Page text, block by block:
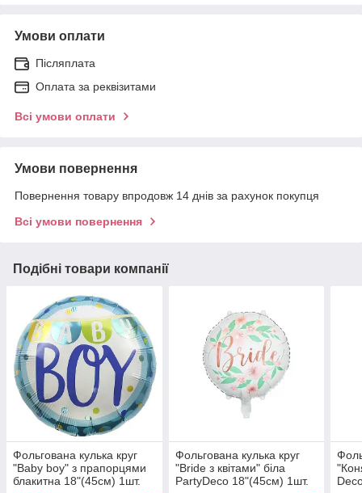
Умови оплати
Післяплата
Оплата за реквізитами
Всі умови оплати
Умови повернення
Повернення товару впродовж 14 днів за рахунок покупця
Всі умови повернення
Подібні товари компанії
Фольгована кулька круг
"Baby boy" з прапорцями
блакитна 18"(45см) 1шт.
Фольгована кулька круг
"Bride з квітами" біла
PartyDeco 18"(45см) 1шт.